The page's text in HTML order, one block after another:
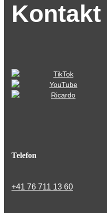
Kontakt
Telefon
+41 76 711 13 60